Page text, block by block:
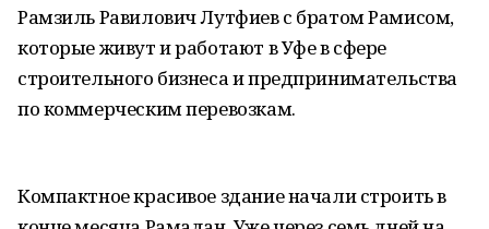
Рамзиль Равилович Лутфиев с братом Рамисом,
которые живут и работают в Уфе в сфере
строительного бизнеса и предпринимательства
по коммерческим перевозкам.
Компактное красивое здание начали строить в